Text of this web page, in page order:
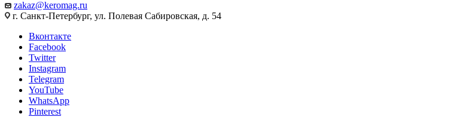
zakaz@keromag.ru
г. Санкт-Петербург, ул. Полевая Сабировская, д. 54
Вконтакте
Facebook
Twitter
Instagram
Telegram
YouTube
WhatsApp
Pinterest